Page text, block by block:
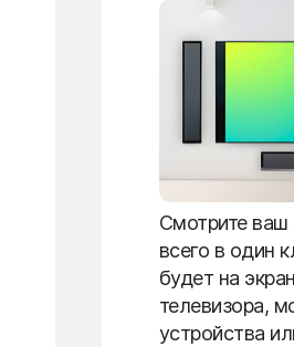
Смотрите
всего в один
будет на
телевизора,
устройства